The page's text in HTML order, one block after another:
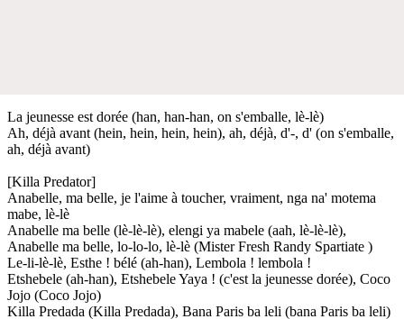
La jeunesse est dorée (han, han-han, on s'emballe, lè-lè)
Ah, déjà avant (hein, hein, hein, hein), ah, déjà, d'-, d' (on s'emballe,
ah, déjà avant)
[Killa Predator]
Anabelle, ma belle, je l'aime à toucher, vraiment, nga na' motema
mabe, lè-lè
Anabelle ma belle (lè-lè-lè), elengi ya mabele (aah, lè-lè-lè),
Anabelle ma belle, lo-lo-lo, lè-lè (Mister Fresh Randy Spartiate )
Le-li-lè-lè, Esthe ! bélé (ah-han), Lembola ! lembola !
Etshebele (ah-han), Etshebele Yaya ! (c'est la jeunesse dorée), Coco
Jojo (Coco Jojo)
Killa Predada (Killa Predada), Bana Paris ba leli (bana Paris ba leli)